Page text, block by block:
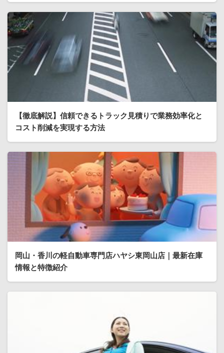
【徹底解説】信頼できるトラック見積りで業務効率化と
コスト削減を実現する方法
岡山・香川の軽自動車専門店ハヤシ東岡山店｜最新在庫
情報と特徴紹介